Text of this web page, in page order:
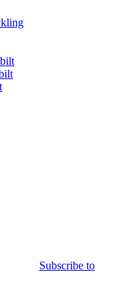
Subscribe to